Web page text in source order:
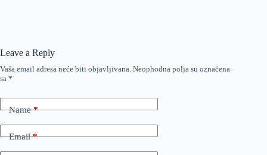
Leave a Reply
Vaša email adresa neće biti objavljivana. Neophodna polja su označena
sa *
Name*
Email*